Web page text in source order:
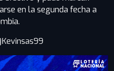
en la segunda fecha a